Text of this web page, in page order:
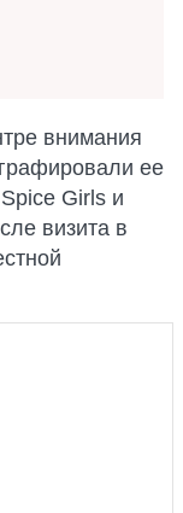
внимания
ее
Girls и
визита в